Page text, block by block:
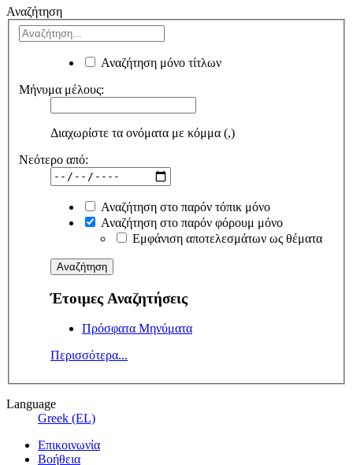
Αναζήτηση
Αναζήτηση μόνο τίτλων
Μήνυμα μέλους:
Διαχωρίστε τα ονόματα με κόμμα (,)
Νεότερο από:
Αναζήτηση στο παρόν τόπικ μόνο
Αναζήτηση στο παρόν φόρουμ μόνο
Εμφάνιση αποτελεσμάτων ως θέματα
Έτοιμες Αναζητήσεις
Πρόσφατα Μηνύματα
Περισσότερα...
Language
Greek (EL)
Επικοινωνία
Βοήθεια